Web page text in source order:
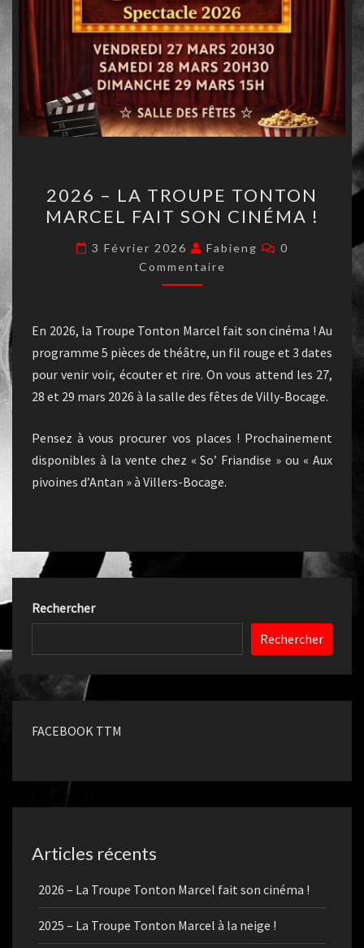
2026 – LA TROUPE TONTON
MARCEL FAIT SON CINÉMA !
3 Février 2026 Fabieng
0
Commentaire
En 2026, la Troupe Tonton Marcel fait son cinéma ! Au
programme 5 pièces de théâtre, un fil rouge et 3 dates
pour venir voir, écouter et rire. On vous attend les 27,
28 et 29 mars 2026 à la salle des fêtes de Villy-Bocage.
Pensez à vous procurer vos places ! Prochainement
disponibles à la vente chez « So’ Friandise » ou « Aux
pivoines d’Antan » à Villers-Bocage.
Rechercher
Rechercher
FACEBOOK TTM
Articles récents
2026 – La Troupe Tonton Marcel fait son cinéma !
2025 – La Troupe Tonton Marcel à la neige !